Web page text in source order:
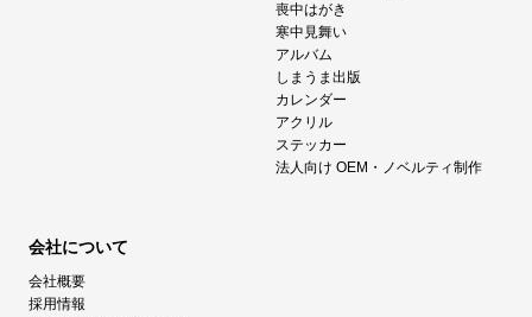
喪中はがき
寒中見舞い
アルバム
しまうま出版
カレンダー
アクリル
ステッカー
法人向け OEM・ノベルティ制作
会社について
会社概要
採用情報